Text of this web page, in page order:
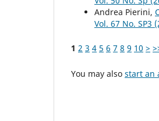
Andrea Pierini,
Vol. 67 No. SP3
1 2 3 4 5 6 7 8 9 10 >
You may also start an